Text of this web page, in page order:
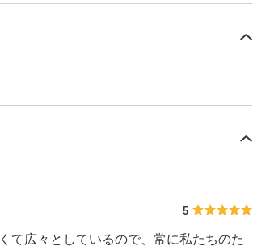
5
て広々としているので、常に私たちのた